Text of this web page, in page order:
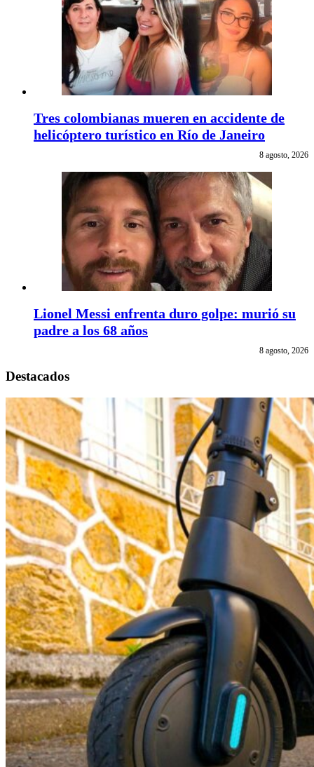
Tres colombianas mueren en accidente de
helicóptero turístico en Río de Janeiro
8 agosto, 2026
Lionel Messi enfrenta duro golpe: murió su
padre a los 68 años
8 agosto, 2026
Destacados